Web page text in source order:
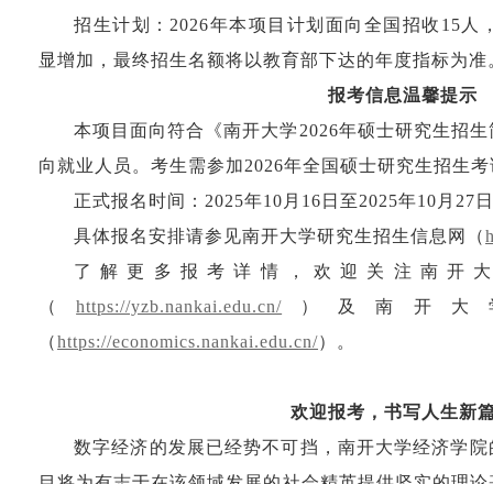
招生计划：2026年本项目计划面向全国招收15人
显增加，最终招生名额将以教育部下达的年度指标为准
报考信息温馨提示
本项目面向符合《南开大学2026年硕士研究生招
向就业人员。考生需参加2026年全国硕士研究生招生
正式报名时间：2025年10月16日至2025年10月27
具体报名安排请参见南开大学研究生招生信息网（
了解更多报考详情，欢迎关注南开
（https://yzb.nankai.edu.cn/ ）及南开大
（https://economics.nankai.edu.cn/）。
欢迎报考，书写人生新
数字经济的发展已经势不可挡，南开大学经济学